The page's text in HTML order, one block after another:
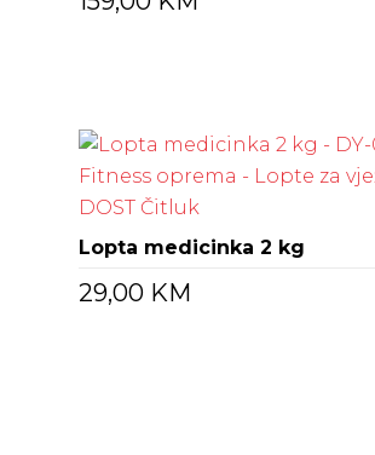
Lopta medicinka 2 kg
29,00 KM